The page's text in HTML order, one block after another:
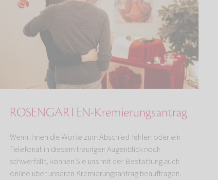
ROSENGARTEN-Kremierungsantrag
Wenn Ihnen die Worte zum Abschied fehlen oder ein
Telefonat in diesem traurigen Augenblick noch
schwerfällt, können Sie uns mit der Bestattung auch
online über unseren Kremierungsantrag beauftragen.